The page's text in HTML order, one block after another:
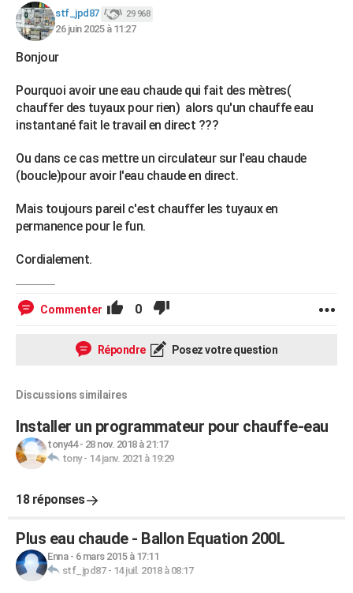
stf_jpd87 29 968
26 juin 2025 à 11:27
Bonjour
Pourquoi avoir une eau chaude qui fait des mètres(
chauffer des tuyaux pour rien) alors qu'un chauffe eau
instantané fait le travail en direct ???
Ou dans ce cas mettre un circulateur sur l'eau chaude
(boucle)pour avoir l'eau chaude en direct.
Mais toujours pareil c'est chauffer les tuyaux en
permanence pour le fun.
Cordialement.
Commenter 0
Répondre Posez votre question
Discussions similaires
Installer un programmateur pour chauffe-eau
tony44- 28 nov. 2018 à 21:17
tony- 14 janv. 2021 à 19:29
18 réponses
Plus eau chaude - Ballon Equation 200L
Enna- 6 mars 2015 à 17:11
stf_jpd87- 14 juil. 2018 à 08:17